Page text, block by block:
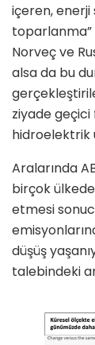
içeren,
Norveç ve
alsa da bu
ziyade
hidroelektrik
Aralarında
birçok
etmesi
düşüş
talebindeki